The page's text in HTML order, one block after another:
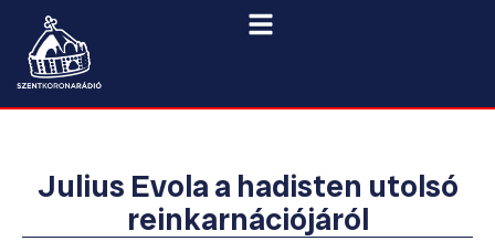
Julius Evola a hadisten utolsó
reinkarnációjáról